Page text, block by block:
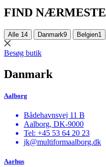
FIND NÆRMESTE
Alle 14 Danmark9 Belgien1
Besøg butik
Danmark
Aalborg
Bådehavnsvej 11 B
Aalborg, DK-9000
Tel: +45 53 64 20 23
jk@multiformaalborg.dk
Aarhus